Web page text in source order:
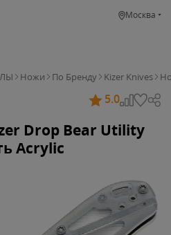
Москва
Ножи По Бренду Kizer Knives
5.0
Drop Bear Utility
Acrylic